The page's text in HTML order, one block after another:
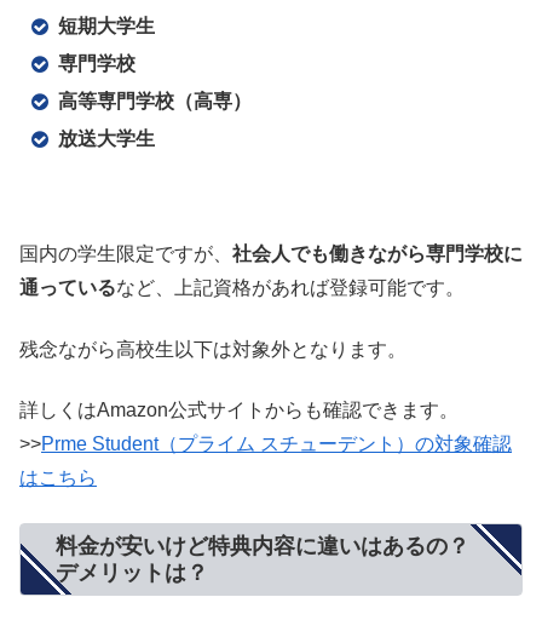
短期大学生
専門学校
高等専門学校（高専）
放送大学生
国内の学生限定ですが、 社会人でも働きながら専門学校に
通っているなど、上記資格があれば登録可能です。
残念ながら高校生以下は対象外となります。
詳しくはAmazon公式サイトからも確認できます。
>>Prme Student（プライム スチューデント）の対象確認
はこちら
料金が安いけど特典内容に違いはあるの？
デメリットは？